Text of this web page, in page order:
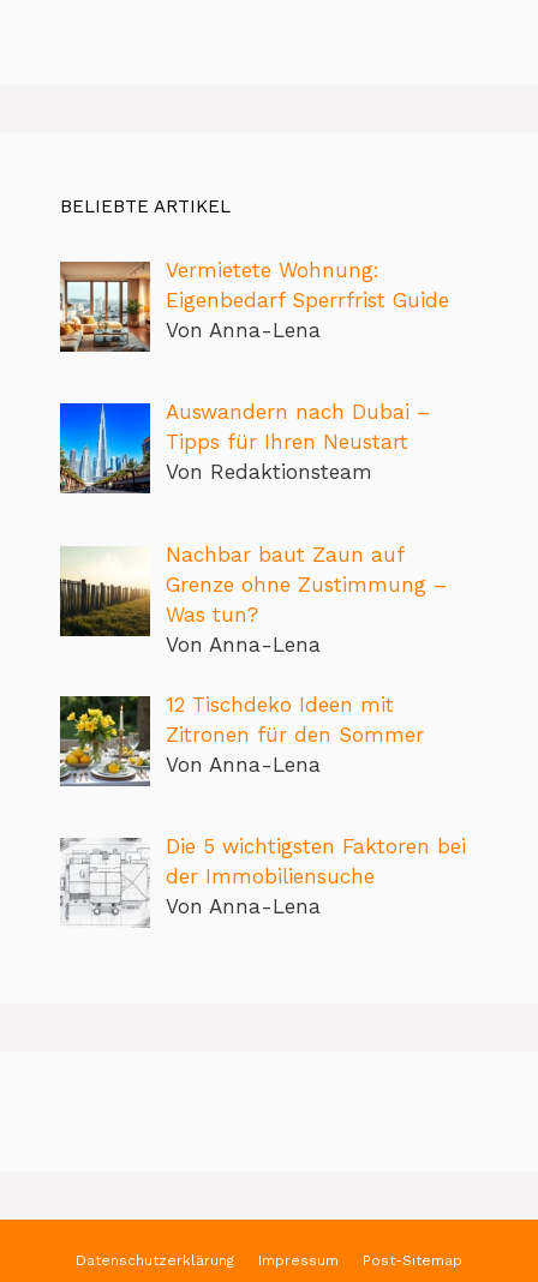
BELIEBTE ARTIKEL
Vermietete Wohnung:
Eigenbedarf Sperrfrist Guide
Von Anna-Lena
Auswandern nach Dubai –
Tipps für Ihren Neustart
Von Redaktionsteam
Nachbar baut Zaun auf
Grenze ohne Zustimmung –
Was tun?
Von Anna-Lena
12 Tischdeko Ideen mit
Zitronen für den Sommer
Von Anna-Lena
Die 5 wichtigsten Faktoren bei
der Immobiliensuche
Von Anna-Lena
Datenschutzerklärung Impressum Post-Sitemap